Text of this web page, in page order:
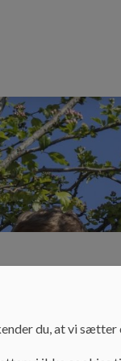
du, at vi